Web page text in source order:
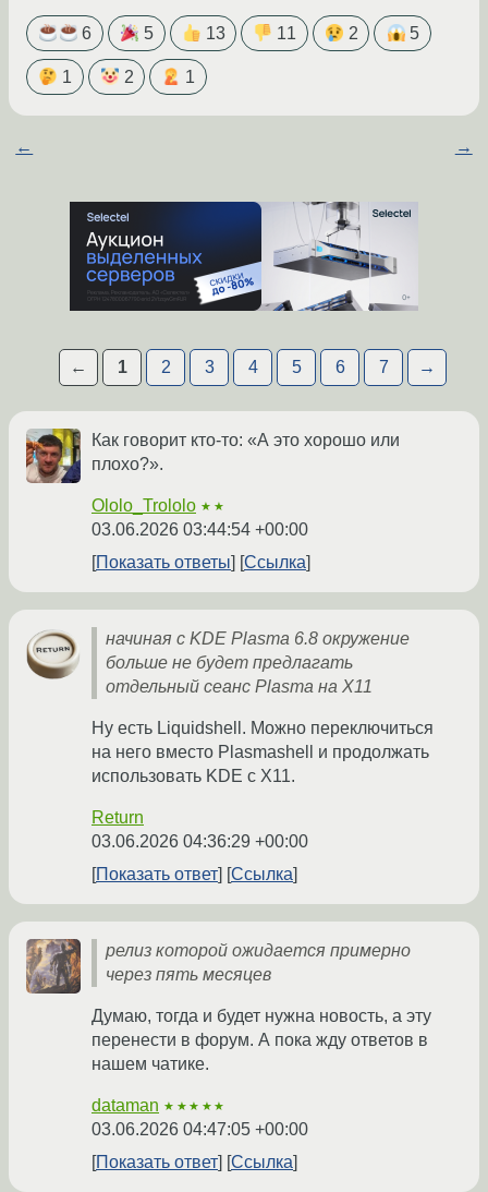
6 5 13 11 2 5
1 2 1
← →
← 1 2 3 4 5 6 7 →
Как говорит кто-то: «А это хорошо или
плохо?».
Ololo_Trololo ★★
03.06.2026 03:44:54 +00:00
Показать ответы
Ссылка
начиная с KDE Plasma 6.8 окружение
больше не будет предлагать
отдельный сеанс Plasma на X11
Ну есть Liquidshell. Можно переключиться
на него вместо Plasmashell и продолжать
использовать KDE с X11.
Return
03.06.2026 04:36:29 +00:00
Показать ответ
Ссылка
релиз которой ожидается примерно
через пять месяцев
Думаю, тогда и будет нужна новость, а эту
перенести в форум. А пока жду ответов в
нашем чатике.
dataman ★★★★★
03.06.2026 04:47:05 +00:00
Показать ответ
Ссылка